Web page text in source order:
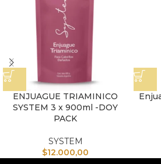
ENJUAGUE TRIAMINICO
SYSTEM 3 x 900ml -DOY
PACK
SYSTEM
$12.000,00